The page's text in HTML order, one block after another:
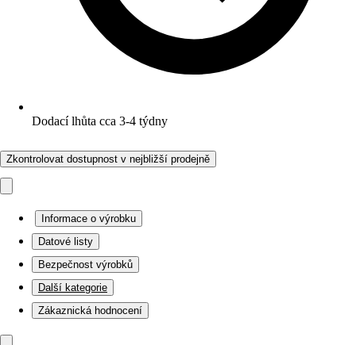
Dodací lhůta cca 3-4 týdny
Zkontrolovat dostupnost v nejbližší prodejně
Informace o výrobku
Datové listy
Bezpečnost výrobků
Další kategorie
Zákaznická hodnocení